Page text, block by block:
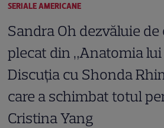
SERIALE AMERICANE
Sandra Oh dezvăluie de
plecat din „Anatomia lui
Discuția cu Shonda
care a schimbat totul
Cristina Yang